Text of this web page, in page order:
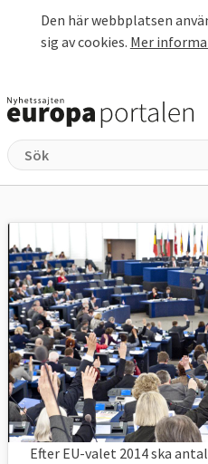
Den här webbplatsen
sig av cookies. Mer
Efter EU-valet 2014 ska